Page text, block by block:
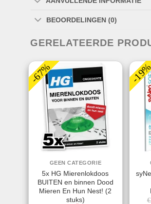
BEOORDELINGEN (0)
GERELATEERDE
-67%
GEEN CATEGORIE
5x HG Mierenlokdoos
BUITEN en binnen Dood
Mieren En Hun Nest! (2
stuks)
-
€